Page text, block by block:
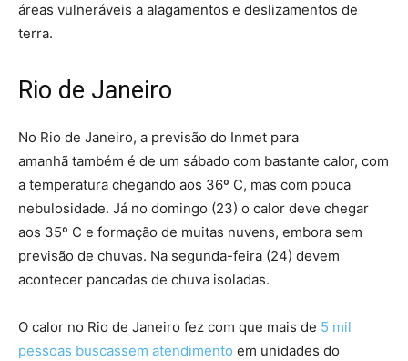
áreas vulneráveis a alagamentos e deslizamentos de
terra.
Rio de Janeiro
No Rio de Janeiro, a previsão do Inmet para
amanhã também é de um sábado com bastante calor, com
a temperatura chegando aos 36º C, mas com pouca
nebulosidade. Já no domingo (23) o calor deve chegar
aos 35º C e formação de muitas nuvens, embora sem
previsão de chuvas. Na segunda-feira (24) devem
acontecer pancadas de chuva isoladas.
O calor no Rio de Janeiro fez com que mais de 5 mil
pessoas buscassem atendimento em unidades do